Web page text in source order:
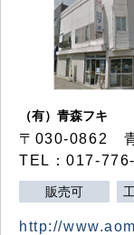
（有）青森フキ
〒030-0862
TEL：017-
販売可
http://